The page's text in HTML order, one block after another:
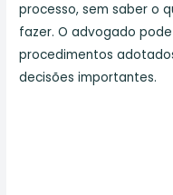
processo, sem saber o
fazer. O advogado
procedimentos
decisões importantes.